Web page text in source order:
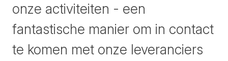
onze activiteiten - een
fantastische manier om in contact
te komen met onze leveranciers